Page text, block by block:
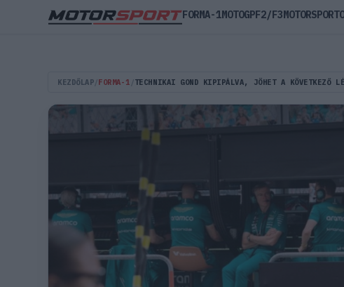
KEZDŐLAP FORMA-1 TECHNIKAI GOND KIPIPÁLVA, JÖHET A KÖVETKEZŐ
FORMA-1MOTOGPF2/F3